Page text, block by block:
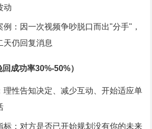
动
例：因一次视频争吵脱口而出"分手"，
天仍回复消息
成功率30%-50%）
理性告知决定、减少互动、开始适应单
标：对方是否已开始规划没有你的未来